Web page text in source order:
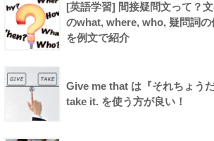
[英語学習] 間接疑問文って？
のwhat, where, who, 疑問詞の
を例文で紹介
Give me that は『それちょう
take it. を使う方が良い！